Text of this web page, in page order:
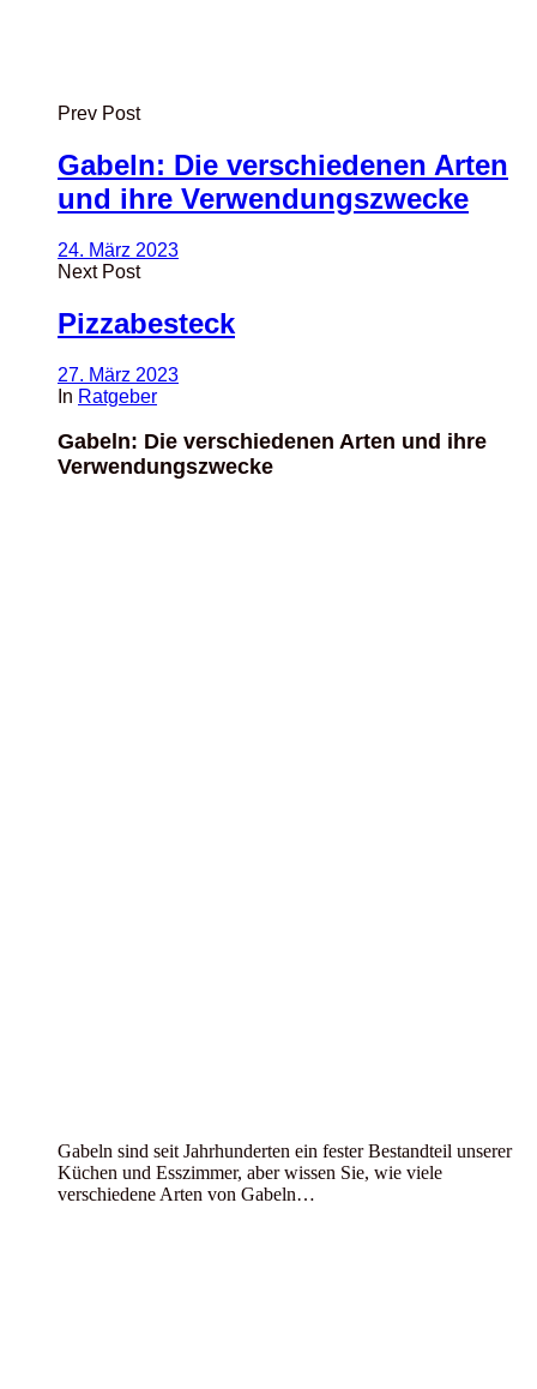
Prev Post
Gabeln: Die verschiedenen Arten
und ihre Verwendungszwecke
24. März 2023
Next Post
Pizzabesteck
27. März 2023
In Ratgeber
Gabeln: Die verschiedenen Arten und ihre
Verwendungszwecke
Gabeln sind seit Jahrhunderten ein fester Bestandteil unserer
Küchen und Esszimmer, aber wissen Sie, wie viele
verschiedene Arten von Gabeln…